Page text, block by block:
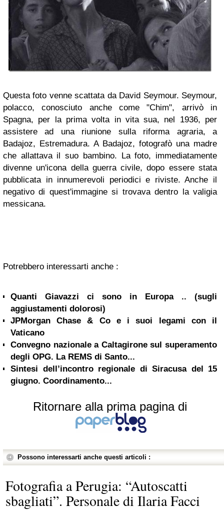
Questa foto venne scattata da David Seymour. Seymour,
polacco, conosciuto anche come "Chim", arrivò in
Spagna, per la prima volta in vita sua, nel 1936, per
assistere ad una riunione sulla riforma agraria, a
Badajoz, Estremadura. A Badajoz, fotografò una madre
che allattava il suo bambino. La foto, immediatamente
divenne un'icona della guerra civile, dopo essere stata
pubblicata in innumerevoli periodici e riviste. Anche il
negativo di quest'immagine si trovava dentro la valigia
messicana.
Potrebbero interessarti anche :
Quanti Giavazzi ci sono in Europa .. (sugli
aggiustamenti dolorosi)
JPMorgan Chase & Co e i suoi legami con il
Vaticano
Convegno nazionale a Caltagirone sul superamento
degli OPG. La REMS di Santo...
Sintesi dell’incontro regionale di Siracusa del 15
giugno. Coordinamento...
Ritornare alla prima pagina di
Possono interessarti anche questi articoli :
Fotografia a Perugia: “Autoscatti
sbagliati”. Personale di Ilaria Facci